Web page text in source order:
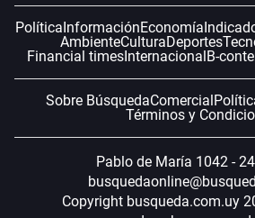
PolíticaInformaciónEconomía
AmbienteCulturaDeportes
Financial timesInternacionalB-
Sobre BúsquedaComercial
Términos y
Pablo de María 1042 -
Copyright busqueda.com.uy